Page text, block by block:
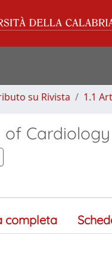
su Rivista 1.1
completa